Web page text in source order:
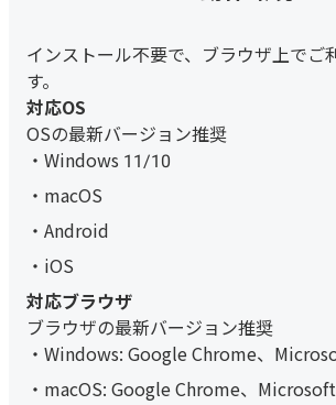
インストール不要で、ブラウザ上でご
す。
対応OS
OSの最新バージョン推奨
Windows 11/10
macOS
Android
iOS
対応ブラウザ
ブラウザの最新バージョン推奨
Windows: Google Chrome、
macOS: Google Chrome、